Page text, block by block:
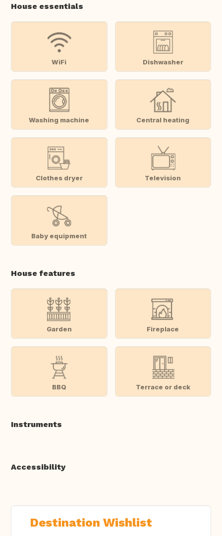
House essentials
WiFi Dishwasher
Washing machine Central heating
Clothes dryer Television
Baby equipment
House features
Garden Fireplace
BBQ Terrace or deck
Instruments
Accessibility
Destination Wishlist